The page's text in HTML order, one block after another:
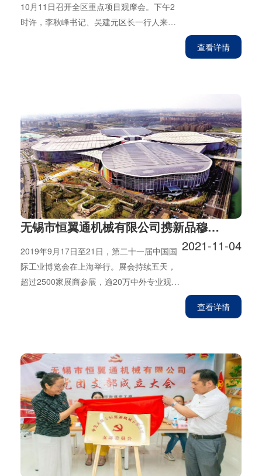
10月11日召开全区重点项目观摩会。下午2
时许，李秋峰书记、吴建元区长一行人来到
查看详情
无锡市恒翼通机械有限公司携新品穆瓦系列产品参加第二十一届中国国际工业博览会
2021-11-04
2019年9月17日至21日，第二十一届中国国
际工业博览会在上海举行。展会持续五天，
超过2500家展商参展，逾20万中外专业观众
查看详情